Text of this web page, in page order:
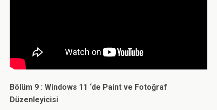
Bölüm 9 : Windows 11 ‘de Paint ve Fotoğraf
Düzenleyicisi